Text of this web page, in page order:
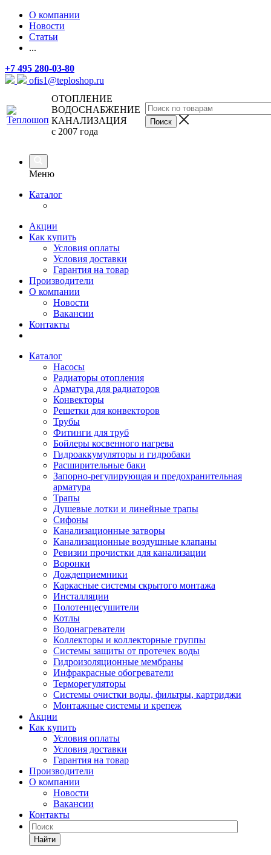
О компании
Новости
Статьи
...
+7 495 280-03-80
ofis1@teploshop.ru
ОТОПЛЕНИЕ
ВОДОСНАБЖЕНИЕ
КАНАЛИЗАЦИЯ
с 2007 года
Меню
Каталог
Акции
Как купить
Условия оплаты
Условия доставки
Гарантия на товар
Производители
О компании
Новости
Вакансии
Контакты
Каталог
Насосы
Радиаторы отопления
Арматура для радиаторов
Конвекторы
Решетки для конвекторов
Трубы
Фитинги для труб
Бойлеры косвенного нагрева
Гидроаккумуляторы и гидробаки
Расширительные баки
Запорно-регулирующая и предохранительная
арматура
Трапы
Душевые лотки и линейные трапы
Сифоны
Канализационные затворы
Канализационные воздушные клапаны
Ревизии прочистки для канализации
Воронки
Дождеприемники
Каркасные системы скрытого монтажа
Инсталляции
Полотенцесушители
Котлы
Водонагреватели
Коллекторы и коллекторные группы
Системы защиты от протечек воды
Гидроизоляционные мембраны
Инфракрасные обогреватели
Терморегуляторы
Системы очистки воды, фильтры, картриджи
Монтажные системы и крепеж
Акции
Как купить
Условия оплаты
Условия доставки
Гарантия на товар
Производители
О компании
Новости
Вакансии
Контакты
Найти